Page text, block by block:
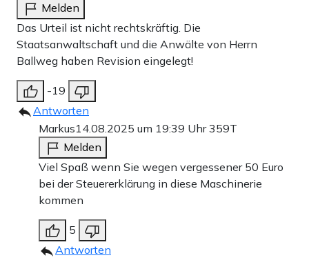
Melden
Das Urteil ist nicht rechtskräftig. Die
Staatsanwaltschaft und die Anwälte von Herrn
Ballweg haben Revision eingelegt!
-19
Antworten
Markus14.08.2025 um 19:39 Uhr359T
Melden
Viel Spaß wenn Sie wegen vergessener 50 Euro
bei der Steuererklärung in diese Maschinerie
kommen
5
Antworten